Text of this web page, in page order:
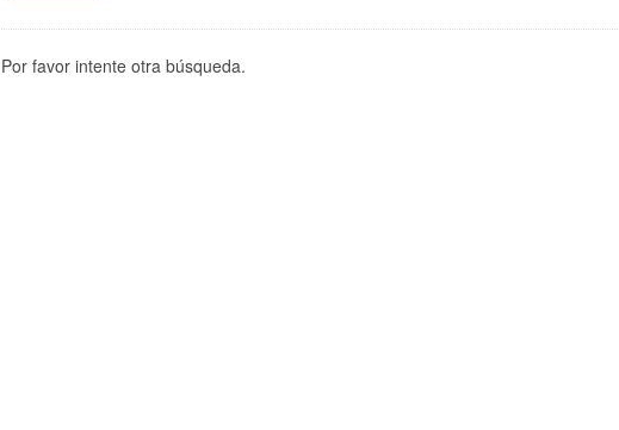
Por favor intente otra búsqueda.